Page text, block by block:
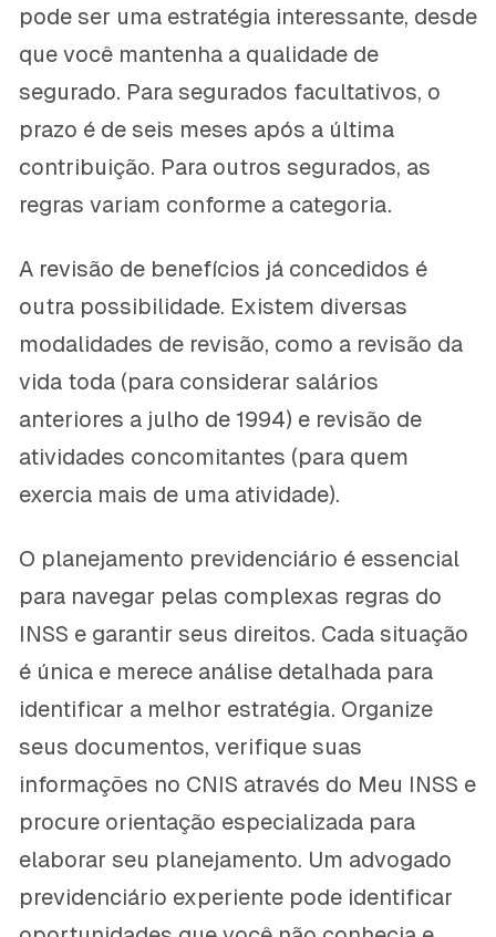
pode ser uma estratégia interessante, desde
que você mantenha a qualidade de
segurado. Para segurados facultativos, o
prazo é de seis meses após a última
contribuição. Para outros segurados, as
regras variam conforme a categoria.
A revisão de benefícios já concedidos é
outra possibilidade. Existem diversas
modalidades de revisão, como a revisão da
vida toda (para considerar salários
anteriores a julho de 1994) e revisão de
atividades concomitantes (para quem
exercia mais de uma atividade).
O planejamento previdenciário é essencial
para navegar pelas complexas regras do
INSS e garantir seus direitos. Cada situação
é única e merece análise detalhada para
identificar a melhor estratégia. Organize
seus documentos, verifique suas
informações no CNIS através do Meu INSS e
procure orientação especializada para
elaborar seu planejamento. Um advogado
previdenciário experiente pode identificar